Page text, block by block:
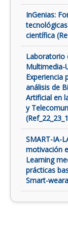
InGenias:
científica
Laboratorio
Multimedia-
Experiencia
análisis de
Artificial en
y
SMART-IA-
motivación
Learning
prácticas
Smart-